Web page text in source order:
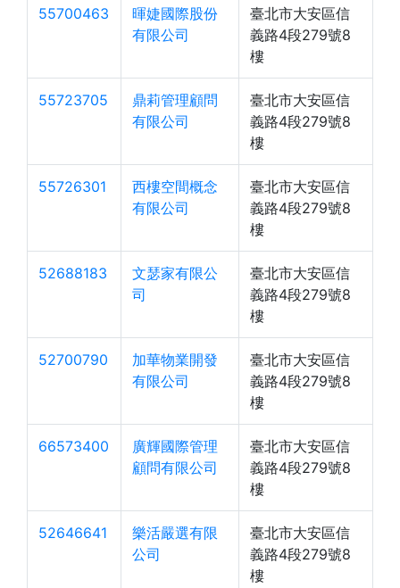
55700463
暉婕國際股份
有限公司
臺北市大安區信
義路4段279號8
樓
55723705
鼎莉管理顧問
有限公司
臺北市大安區信
義路4段279號8
樓
55726301
西樓空間概念
有限公司
臺北市大安區信
義路4段279號8
樓
52688183
文瑟家有限公
司
臺北市大安區信
義路4段279號8
樓
52700790
加華物業開發
有限公司
臺北市大安區信
義路4段279號8
樓
66573400
廣輝國際管理
顧問有限公司
臺北市大安區信
義路4段279號8
樓
52646641
樂活嚴選有限
公司
臺北市大安區信
義路4段279號8
樓